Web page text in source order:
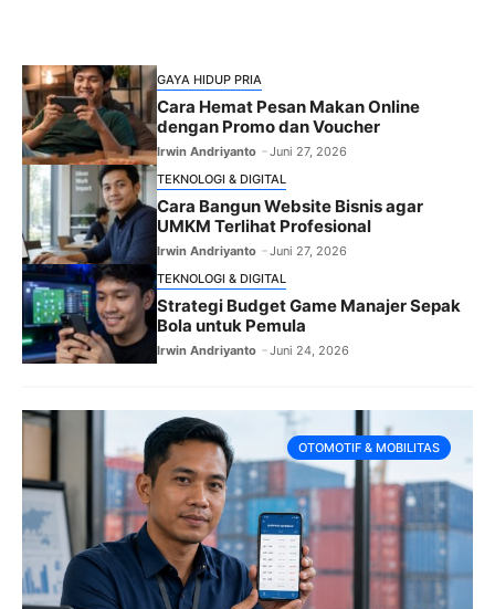
GAYA HIDUP PRIA
Cara Hemat Pesan Makan Online
dengan Promo dan Voucher
Irwin Andriyanto
Juni 27, 2026
TEKNOLOGI & DIGITAL
Cara Bangun Website Bisnis agar
UMKM Terlihat Profesional
Irwin Andriyanto
Juni 27, 2026
TEKNOLOGI & DIGITAL
Strategi Budget Game Manajer Sepak
Bola untuk Pemula
Irwin Andriyanto Juni 24, 2026
OTOMOTIF & MOBILITAS